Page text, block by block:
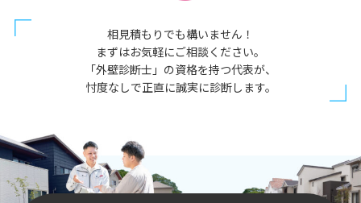
相見積もりでも構いません！
まずはお気軽にご相談ください。
「外壁診断士」の資格を持つ代表が、
忖度なしで正直に誠実に診断します。